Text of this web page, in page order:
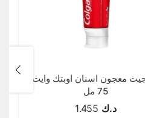
معجون اسنان اوبتك وايت
75 مل
د.ك 1.455